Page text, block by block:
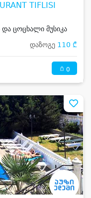
TIFLISI
ცოცხალი მუსიკა
დაზოგე 110 ₾
0